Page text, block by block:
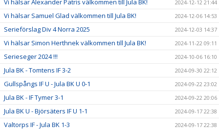
2024-12-12 21:44
Vi hälsar Samuel Glad välkommen till Jula BK! 2024-12-06 14:53
Serieförslag Div 4 Norra 2025 2024-12-03 14:37
Vi hälsar Simon Herthnek välkommen till Jula BK! 2024-11-22 09:11
Serieseger 2024 !!! 2024-10-06 16:10
Jula BK - Tomtens IF 3-2 2024-09-30 22:12
Gullspångs IF U - Jula BK U 0-1 2024-09-22 23:02
Jula BK - IF Tymer 3-1 2024-09-22 20:06
Jula BK U - Björsäters IF U 1-1 2024-09-17 22:38
Valtorps IF - Jula BK 1-3 2024-09-17 22:38